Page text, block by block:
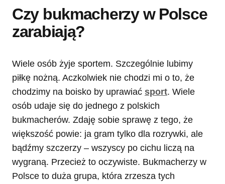
Czy bukmacherzy w Polsce
zarabiają?
Wiele osób żyje sportem. Szczególnie lubimy
piłkę nożną. Aczkolwiek nie chodzi mi o to, że
chodzimy na boisko by uprawiać sport. Wiele
osób udaje się do jednego z polskich
bukmacherów. Zdaję sobie sprawę z tego, że
większość powie: ja gram tylko dla rozrywki, ale
bądźmy szczerzy – wszyscy po cichu liczą na
wygraną. Przecież to oczywiste. Bukmacherzy w
Polsce to duża grupa, która zrzesza tych